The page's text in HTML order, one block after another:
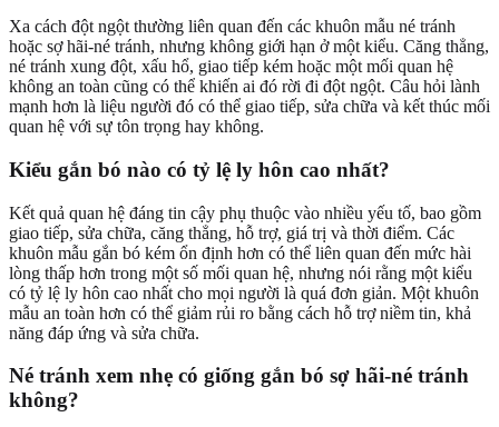
Xa cách đột ngột thường liên quan đến các khuôn mẫu né tránh
hoặc sợ hãi-né tránh, nhưng không giới hạn ở một kiểu. Căng thẳng,
né tránh xung đột, xấu hổ, giao tiếp kém hoặc một mối quan hệ
không an toàn cũng có thể khiến ai đó rời đi đột ngột. Câu hỏi lành
mạnh hơn là liệu người đó có thể giao tiếp, sửa chữa và kết thúc mối
quan hệ với sự tôn trọng hay không.
Kiểu gắn bó nào có tỷ lệ ly hôn cao nhất?
Kết quả quan hệ đáng tin cậy phụ thuộc vào nhiều yếu tố, bao gồm
giao tiếp, sửa chữa, căng thẳng, hỗ trợ, giá trị và thời điểm. Các
khuôn mẫu gắn bó kém ổn định hơn có thể liên quan đến mức hài
lòng thấp hơn trong một số mối quan hệ, nhưng nói rằng một kiểu
có tỷ lệ ly hôn cao nhất cho mọi người là quá đơn giản. Một khuôn
mẫu an toàn hơn có thể giảm rủi ro bằng cách hỗ trợ niềm tin, khả
năng đáp ứng và sửa chữa.
Né tránh xem nhẹ có giống gắn bó sợ hãi-né tránh
không?